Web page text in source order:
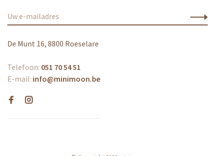
De Munt 16, 8800 Roeselare
Telefoon: 051 70 54 51
E-mail: info@minimoon.be